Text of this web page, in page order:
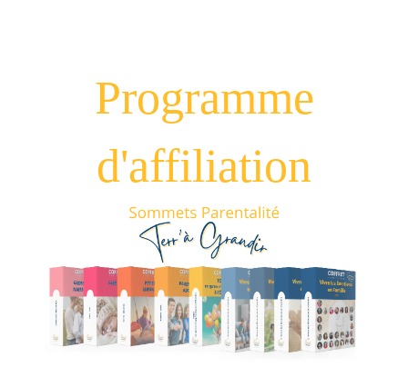
Programme
d'affiliation